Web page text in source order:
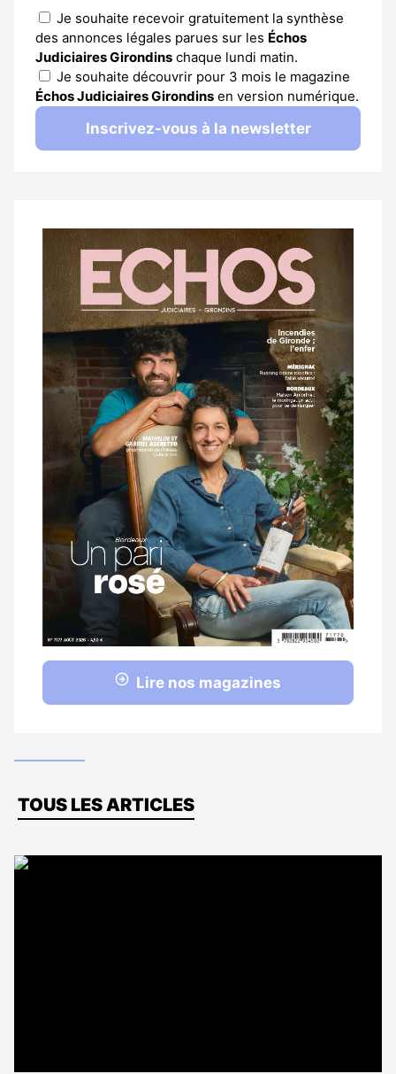
Je souhaite recevoir gratuitement la synthèse
des annonces légales parues sur les Échos
Judiciaires Girondins chaque lundi matin.
Je souhaite découvrir pour 3 mois le magazine
Échos Judiciaires Girondins en version numérique.
Inscrivez-vous à la newsletter
Notre
dernier
magazine
Lire nos magazines
Dernières
TOUS LES ARTICLES